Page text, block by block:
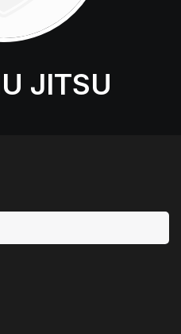
JITSU